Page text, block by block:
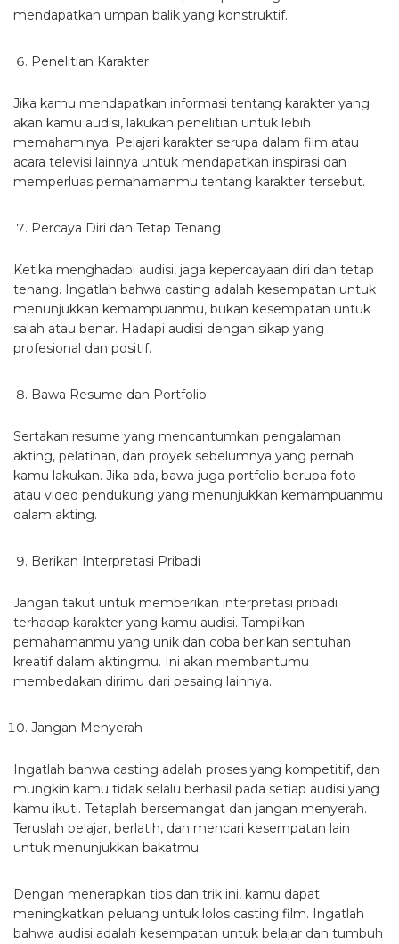
mendapatkan umpan balik yang konstruktif.
Penelitian Karakter
Jika kamu mendapatkan informasi tentang karakter yang
akan kamu audisi, lakukan penelitian untuk lebih
memahaminya. Pelajari karakter serupa dalam film atau
acara televisi lainnya untuk mendapatkan inspirasi dan
memperluas pemahamanmu tentang karakter tersebut.
Percaya Diri dan Tetap Tenang
Ketika menghadapi audisi, jaga kepercayaan diri dan tetap
tenang. Ingatlah bahwa casting adalah kesempatan untuk
menunjukkan kemampuanmu, bukan kesempatan untuk
salah atau benar. Hadapi audisi dengan sikap yang
profesional dan positif.
Bawa Resume dan Portfolio
Sertakan resume yang mencantumkan pengalaman
akting, pelatihan, dan proyek sebelumnya yang pernah
kamu lakukan. Jika ada, bawa juga portfolio berupa foto
atau video pendukung yang menunjukkan kemampuanmu
dalam akting.
Berikan Interpretasi Pribadi
Jangan takut untuk memberikan interpretasi pribadi
terhadap karakter yang kamu audisi. Tampilkan
pemahamanmu yang unik dan coba berikan sentuhan
kreatif dalam aktingmu. Ini akan membantumu
membedakan dirimu dari pesaing lainnya.
Jangan Menyerah
Ingatlah bahwa casting adalah proses yang kompetitif, dan
mungkin kamu tidak selalu berhasil pada setiap audisi yang
kamu ikuti. Tetaplah bersemangat dan jangan menyerah.
Teruslah belajar, berlatih, dan mencari kesempatan lain
untuk menunjukkan bakatmu.
Dengan menerapkan tips dan trik ini, kamu dapat
meningkatkan peluang untuk lolos casting film. Ingatlah
bahwa audisi adalah kesempatan untuk belajar dan tumbuh